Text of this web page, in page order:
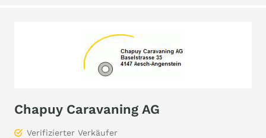
Chapuy Caravaning AG
Verifizierter Verkäufer